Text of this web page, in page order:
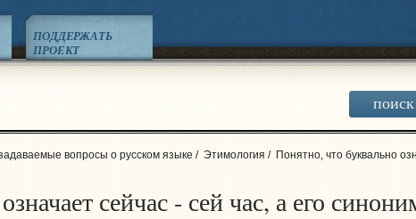
ПОДДЕРЖАТЬ
ПРОЕКТ
вопросы о русском языке / Этимология / Понятно, что буквально
сейчас - сей час, а его